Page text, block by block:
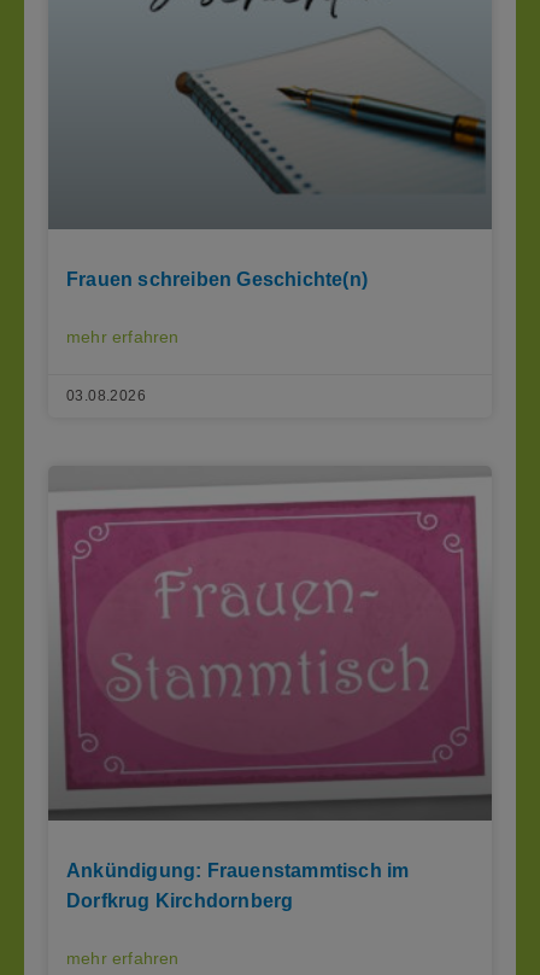
Frauen schreiben Geschichte(n)
mehr erfahren
03.08.2026
Ankündigung: Frauenstammtisch im
Dorfkrug Kirchdornberg
mehr erfahren